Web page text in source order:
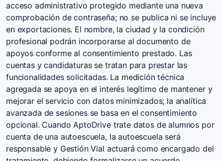
acceso administrativo protegido mediante una nueva
comprobación de contraseña; no se publica ni se incluye
en exportaciones. El nombre, la ciudad y la condición
profesional podrán incorporarse al documento de
apoyos conforme al consentimiento prestado. Las
cuentas y candidaturas se tratan para prestar las
funcionalidades solicitadas. La medición técnica
agregada se apoya en el interés legítimo de mantener y
mejorar el servicio con datos minimizados; la analítica
avanzada de sesiones se basa en el consentimiento
opcional. Cuando AptoDrive trate datos de alumnos por
cuenta de una autoescuela, la autoescuela será
responsable y Gestión Vial actuará como encargado del